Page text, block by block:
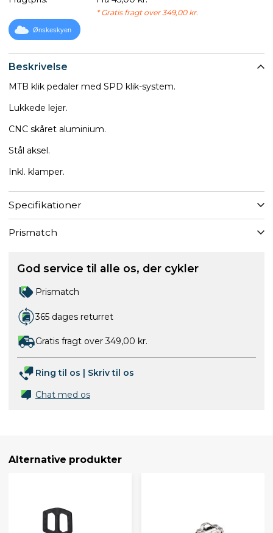
Beskrivelse
MTB klik pedaler med SPD klik-system.
Lukkede lejer.
CNC skåret aluminium.
Stål aksel.
Inkl. klamper.
Specifikationer
Prismatch
* Gratis fragt over 349,00 kr.
Ønskeskyen
God service til alle os, der cykler
Prismatch
365 dages returret
Gratis fragt over 349,00 kr.
Ring til os | Skriv til os
Chat med os
Alternative produkter